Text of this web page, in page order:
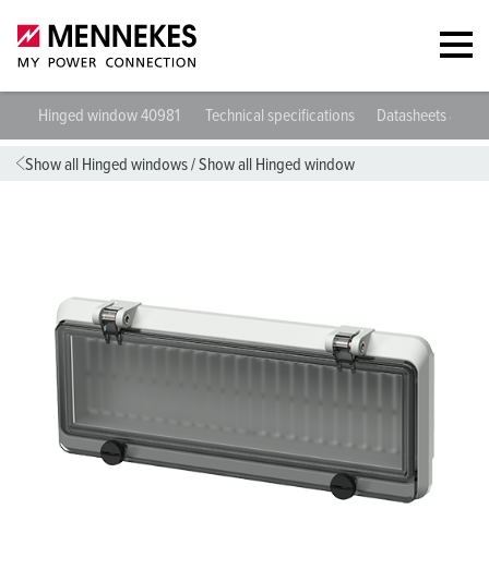
Hinged window 40981 Technical specifications Datasheets &
Show all Hinged windows/Show all Hinged window